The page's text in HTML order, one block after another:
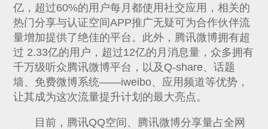
亿，超过60%的用户每月都使用社交应用，相关的
热门分享与认证空间APP推广无疑可为合作伙伴流
量增加提供了绝佳的平台。此外，腾讯微博拥有超
过 2.33亿的用户，超过12亿的月消息量，众多拥有
千万级听众腾讯微博平台，以及Q-share、话题
墙、免费微博系统——iweibo、应用频道等优势，
让其成为这次流量提升计划的最大亮点。
目前，腾讯QQ空间、腾讯微博分享量占全网